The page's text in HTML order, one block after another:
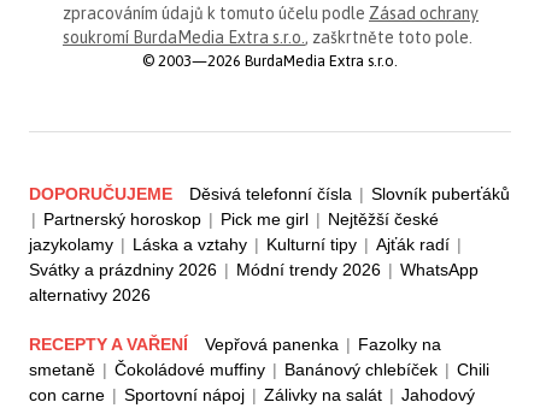
zpracováním údajů k tomuto účelu podle Zásad ochrany
soukromí BurdaMedia Extra s.r.o. , zaškrtněte toto pole.
© 2003—2026 BurdaMedia Extra s.r.o.
DOPORUČUJEME Děsivá telefonní čísla | Slovník puberťáků
| Partnerský horoskop | Pick me girl | Nejtěžší české
jazykolamy | Láska a vztahy | Kulturní tipy | Ajťák radí |
Svátky a prázdniny 2026 | Módní trendy 2026 | WhatsApp
alternativy 2026
RECEPTY A VAŘENÍ Vepřová panenka | Fazolky na
smetaně | Čokoládové muffiny | Banánový chlebíček | Chili
con carne | Sportovní nápoj | Zálivky na salát | Jahodový